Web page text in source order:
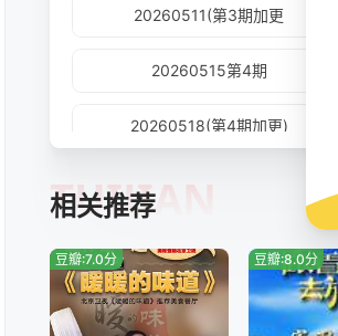
20260511(第3期加更
20260515第4期
20260518(第4期加更)
20260601(第6期加更)
相关推荐
TUIJIAN
豆瓣:7.0分 豆瓣:8.0分